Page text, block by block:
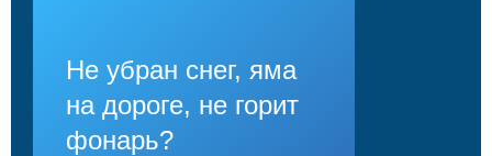
Не убран снег, яма
на дороге, не горит
фонарь?